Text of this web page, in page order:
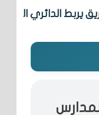
السادس بـ